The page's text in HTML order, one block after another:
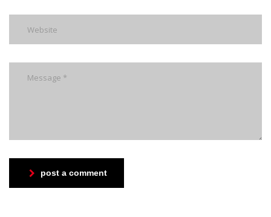
post a comment